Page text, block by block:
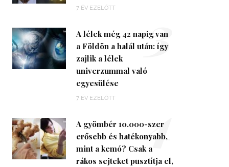
7 ÉV EZELŐTT
A lélek még 42 napig van
a Földön a halál után: így
zajlik a lélek
univerzummal való
egyesülése
7 ÉV EZELŐTT
3
A gyömbér 10.000-szer
erősebb és hatékonyabb,
mint a kemó? Csak a
rákos sejteket pusztítja el,
4